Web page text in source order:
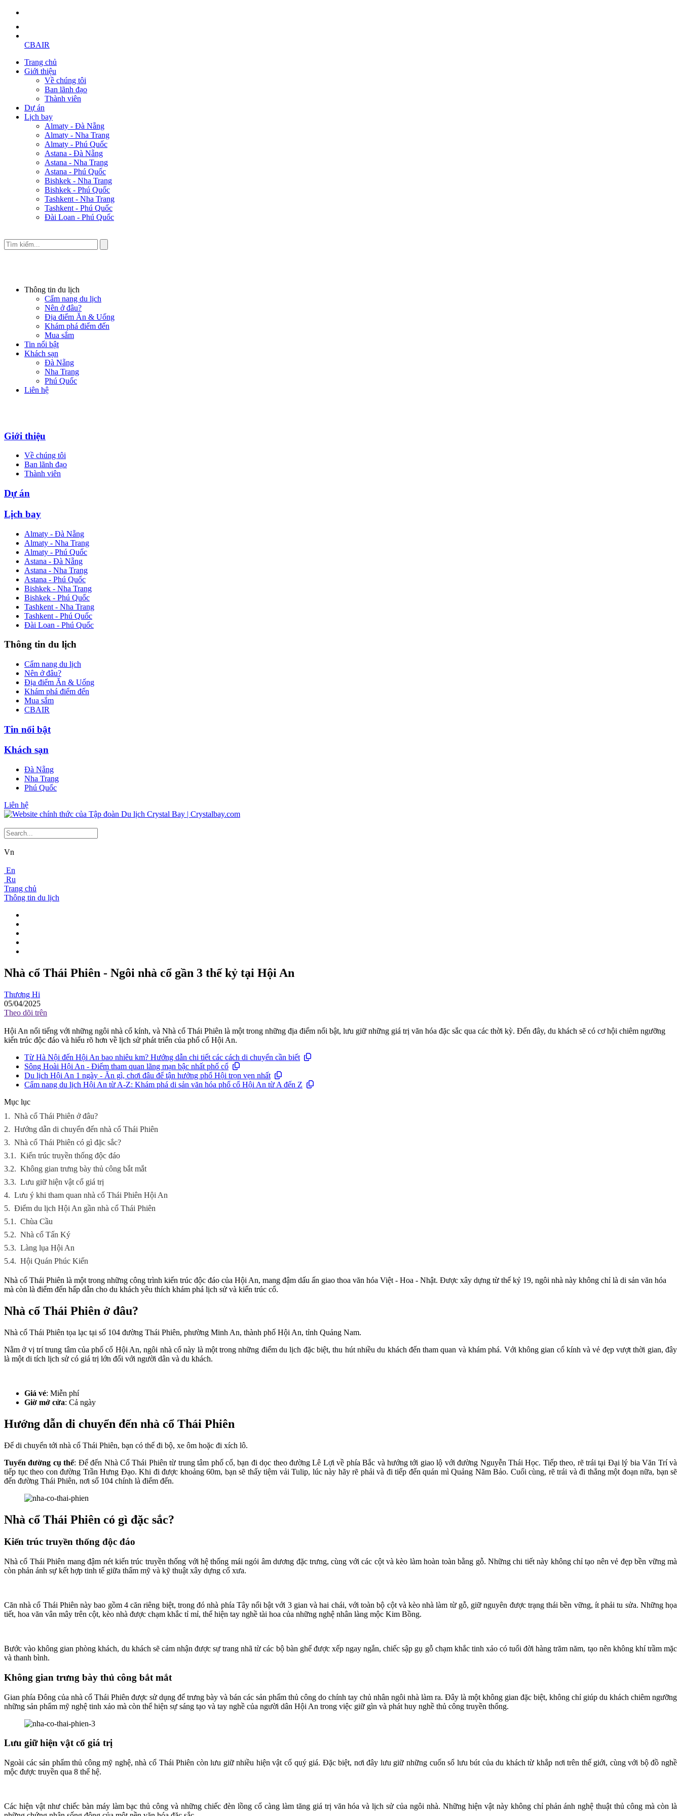
CBAIR
Trang chủ
Giới thiệu
Về chúng tôi
Ban lãnh đạo
Thành viên
Dự án
Lịch bay
Almaty - Đà Nẵng
Almaty - Nha Trang
Almaty - Phú Quốc
Astana - Đà Nẵng
Astana - Nha Trang
Astana - Phú Quốc
Bishkek - Nha Trang
Bishkek - Phú Quốc
Tashkent - Nha Trang
Tashkent - Phú Quốc
Đài Loan - Phú Quốc
Thông tin du lịch
Cẩm nang du lịch
Nên ở đâu?
Địa điểm Ăn & Uống
Khám phá điểm đến
Mua sắm
Tin nổi bật
Khách sạn
Đà Nẵng
Nha Trang
Phú Quốc
Liên hệ
Giới thiệu
Về chúng tôi
Ban lãnh đạo
Thành viên
Dự án
Lịch bay
Almaty - Đà Nẵng
Almaty - Nha Trang
Almaty - Phú Quốc
Astana - Đà Nẵng
Astana - Nha Trang
Astana - Phú Quốc
Bishkek - Nha Trang
Bishkek - Phú Quốc
Tashkent - Nha Trang
Tashkent - Phú Quốc
Đài Loan - Phú Quốc
Thông tin du lịch
Cẩm nang du lịch
Nên ở đâu?
Địa điểm Ăn & Uống
Khám phá điểm đến
Mua sắm
CBAIR
Tin nổi bật
Khách sạn
Đà Nẵng
Nha Trang
Phú Quốc
Liên hệ
Vn
En
Ru
Trang chủ
Thông tin du lịch
Nhà cổ Thái Phiên - Ngôi nhà cổ gần 3 thế kỷ tại Hội An
Thương Hi
05/04/2025
Theo dõi trên
Hội An nổi tiếng với những ngôi nhà cổ kính, và Nhà cổ Thái Phiên là một trong những địa điểm nổi bật, lưu giữ những giá trị văn hóa đặc sắc qua các thời kỳ. Đến đây, du khách sẽ có cơ hội chiêm ngưỡng
kiến trúc độc đáo và hiểu rõ hơn về lịch sử phát triển của phố cổ Hội An.
Từ Hà Nội đến Hội An bao nhiêu km? Hướng dẫn chi tiết các cách di chuyển cần biết
Sông Hoài Hội An - Điểm tham quan lãng mạn bậc nhất phố cổ
Du lịch Hội An 1 ngày - Ăn gì, chơi đâu để tận hưởng phố Hội trọn vẹn nhất
Cẩm nang du lịch Hội An từ A-Z: Khám phá di sản văn hóa phố cổ Hội An từ A đến Z
Mục lục
1. Nhà cổ Thái Phiên ở đâu?
2. Hướng dẫn di chuyển đến nhà cổ Thái Phiên
3. Nhà cổ Thái Phiên có gì đặc sắc?
3.1. Kiến trúc truyền thống độc đáo
3.2. Không gian trưng bày thủ công bắt mắt
3.3. Lưu giữ hiện vật cổ giá trị
4. Lưu ý khi tham quan nhà cổ Thái Phiên Hội An
5. Điểm du lịch Hội An gần nhà cổ Thái Phiên
5.1. Chùa Cầu
5.2. Nhà cổ Tấn Ký
5.3. Làng lụa Hội An
5.4. Hội Quán Phúc Kiến
Nhà cổ Thái Phiên là một trong những công trình kiến trúc độc đáo của Hội An, mang đậm dấu ấn giao thoa văn hóa Việt - Hoa - Nhật. Được xây dựng từ thế kỷ 19, ngôi nhà này không chỉ là di sản văn hóa
mà còn là điểm đến hấp dẫn cho du khách yêu thích khám phá lịch sử và kiến trúc cổ.
Nhà cổ Thái Phiên ở đâu?
Nhà cổ Thái Phiên tọa lạc tại số 104 đường Thái Phiên, phường Minh An, thành phố Hội An, tỉnh Quảng Nam.
Nằm ở vị trí trung tâm của phố cổ Hội An, ngôi nhà cổ này là một trong những điểm du lịch đặc biệt, thu hút nhiều du khách đến tham quan và khám phá. Với không gian cổ kính và vẻ đẹp vượt thời gian, đây
là một di tích lịch sử có giá trị lớn đối với người dân và du khách.
Giá vé: Miễn phí
Giờ mở cửa: Cả ngày
Hướng dẫn di chuyển đến nhà cổ Thái Phiên
Để di chuyển tới nhà cổ Thái Phiên, bạn có thể đi bộ, xe ôm hoặc đi xích lô.
Tuyến đường cụ thể: Để đến Nhà Cổ Thái Phiên từ trung tâm phố cổ, bạn đi dọc theo đường Lê Lợi về phía Bắc và hướng tới giao lộ với đường Nguyễn Thái Học. Tiếp theo, rẽ trái tại Đại lý bia Văn Trí và
tiếp tục theo con đường Trần Hưng Đạo. Khi đi được khoảng 60m, bạn sẽ thấy tiệm vải Tulip, lúc này hãy rẽ phải và đi tiếp đến quán mì Quảng Năm Bảo. Cuối cùng, rẽ trái và đi thẳng một đoạn nữa, bạn sẽ
đến đường Thái Phiên, nơi số 104 chính là điểm đến.
Nhà cổ Thái Phiên có gì đặc sắc?
Kiến trúc truyền thống độc đáo
Nhà cổ Thái Phiên mang đậm nét kiến trúc truyền thống với hệ thống mái ngói âm dương đặc trưng, cùng với các cột và kèo làm hoàn toàn bằng gỗ. Những chi tiết này không chỉ tạo nên vẻ đẹp bền vững mà
còn phản ánh sự kết hợp tinh tế giữa thẩm mỹ và kỹ thuật xây dựng cổ xưa.
Căn nhà cổ Thái Phiên này bao gồm 4 căn riêng biệt, trong đó nhà phía Tây nổi bật với 3 gian và hai chái, với toàn bộ cột và kèo nhà làm từ gỗ, giữ nguyên được trạng thái bền vững, ít phải tu sửa. Những họa
tiết, hoa văn vân mây trên cột, kèo nhà được chạm khắc tỉ mỉ, thể hiện tay nghề tài hoa của những nghệ nhân làng mộc Kim Bồng.
Bước vào không gian phòng khách, du khách sẽ cảm nhận được sự trang nhã từ các bộ bàn ghế được xếp ngay ngắn, chiếc sập gụ gỗ chạm khắc tinh xảo có tuổi đời hàng trăm năm, tạo nên không khí trầm mặc
và thanh bình.
Không gian trưng bày thủ công bắt mắt
Gian phía Đông của nhà cổ Thái Phiên được sử dụng để trưng bày và bán các sản phẩm thủ công do chính tay chủ nhân ngôi nhà làm ra. Đây là một không gian đặc biệt, không chỉ giúp du khách chiêm ngưỡng
những sản phẩm mỹ nghệ tinh xảo mà còn thể hiện sự sáng tạo và tay nghề của người dân Hội An trong việc giữ gìn và phát huy nghề thủ công truyền thống.
Lưu giữ hiện vật cổ giá trị
Ngoài các sản phẩm thủ công mỹ nghệ, nhà cổ Thái Phiên còn lưu giữ nhiều hiện vật cổ quý giá. Đặc biệt, nơi đây lưu giữ những cuốn sổ lưu bút của du khách từ khắp nơi trên thế giới, cùng với bộ đồ nghề
mộc được truyền qua 8 thế hệ.
Các hiện vật như chiếc bàn máy làm bạc thủ công và những chiếc đèn lồng cổ càng làm tăng giá trị văn hóa và lịch sử của ngôi nhà. Những hiện vật này không chỉ phản ánh nghệ thuật thủ công mà còn là